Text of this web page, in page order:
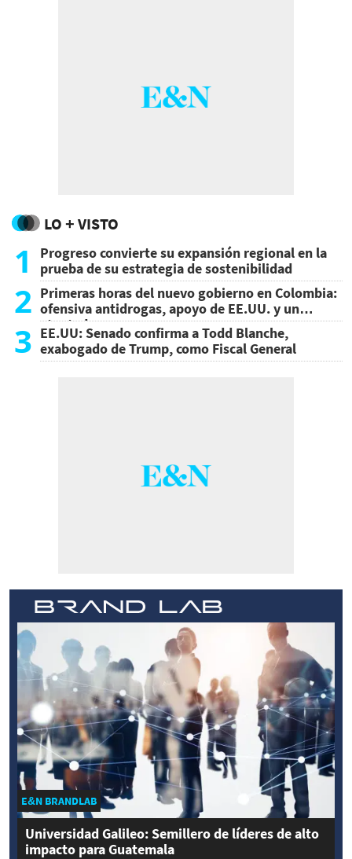
LO + VISTO
1
Progreso convierte su expansión regional en la
prueba de su estrategia de sostenibilidad
2 Primeras horas del nuevo gobierno en Colombia:
ofensiva antidrogas, apoyo de EE.UU. y un
atentado
3 EE.UU: Senado confirma a Todd Blanche,
exabogado de Trump, como Fiscal General
E&N BRANDLAB
Universidad Galileo: Semillero de líderes de alto
impacto para Guatemala